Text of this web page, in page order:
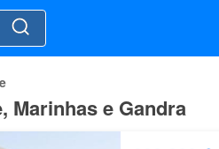
Marinhas e Gandra